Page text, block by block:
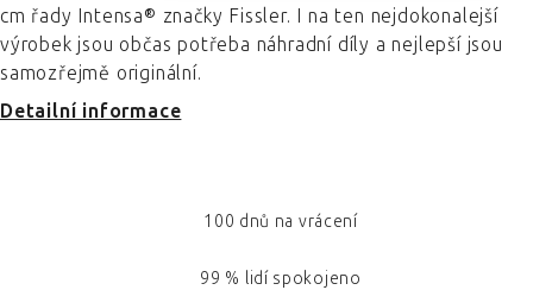
cm řady Intensa® značky Fissler. I na ten nejdokonalejší
výrobek jsou občas potřeba náhradní díly a nejlepší jsou
samozřejmě originální.
Detailní informace
100 dnů na vrácení
99 % lidí spokojeno